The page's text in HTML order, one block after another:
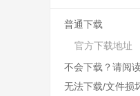
普通下载
官方下载地址
不会下载？请阅
无法下载/文件损